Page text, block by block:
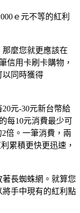
ｅ元不等的紅利
麼您就更應該在
信用卡刷卡購物，
以同時獲得
元-30元新台幣給
每10元消費最少可
倍。一筆消費，兩
累積更快更迅速，
長蜘蛛網。就算您
手中現有的紅利點